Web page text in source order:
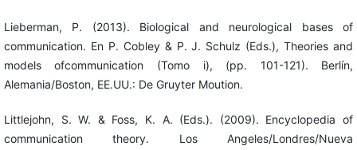
Lieberman, P. (2013). Biological and neurological bases of
communication. En P. Cobley & P. J. Schulz (Eds.), Theories and
models ofcommunication (Tomo i), (pp. 101-121). Berlín,
Alemania/Boston, EE.UU.: De Gruyter Moution.
Littlejohn, S. W. & Foss, K. A. (Eds.). (2009). Encyclopedia of
communication theory. Los Angeles/Londres/Nueva